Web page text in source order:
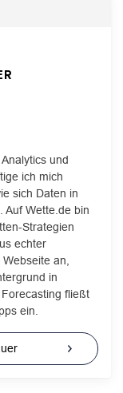
und
ich mich
sich Daten in
Auf Wette.de bin
Strategien
echter
an,
in
fließt
ein.